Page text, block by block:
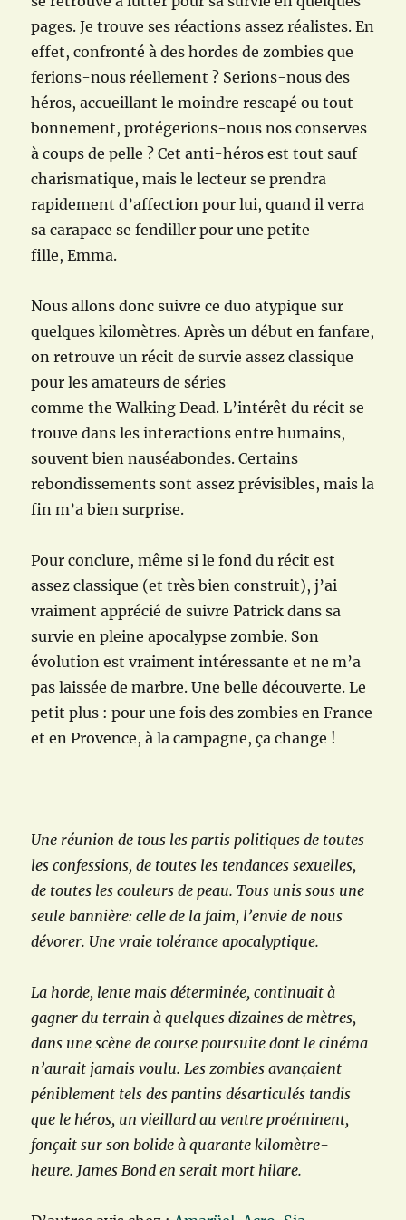
pages. Je trouve ses réactions assez réalistes. En
effet, confronté à des hordes de zombies que
ferions-nous réellement ? Serions-nous des
héros, accueillant le moindre rescapé ou tout
bonnement, protégerions-nous nos conserves
à coups de pelle ? Cet anti-héros est tout sauf
charismatique, mais le lecteur se prendra
rapidement d’affection pour lui, quand il verra
sa carapace se fendiller pour une petite
fille, Emma.
Nous allons donc suivre ce duo atypique sur
quelques kilomètres. Après un début en fanfare,
on retrouve un récit de survie assez classique
pour les amateurs de séries
comme the Walking Dead. L’intérêt du récit se
trouve dans les interactions entre humains,
souvent bien nauséabondes. Certains
rebondissements sont assez prévisibles, mais la
fin m’a bien surprise.
Pour conclure, même si le fond du récit est
assez classique (et très bien construit), j’ai
vraiment apprécié de suivre Patrick dans sa
survie en pleine apocalypse zombie. Son
évolution est vraiment intéressante et ne m’a
pas laissée de marbre. Une belle découverte. Le
petit plus : pour une fois des zombies en France
et en Provence, à la campagne, ça change !
Une réunion de tous les partis politiques de toutes
les confessions, de toutes les tendances sexuelles,
de toutes les couleurs de peau. Tous unis sous une
seule bannière: celle de la faim, l’envie de nous
dévorer. Une vraie tolérance apocalyptique.
La horde, lente mais déterminée, continuait à
gagner du terrain à quelques dizaines de mètres,
dans une scène de course poursuite dont le cinéma
n’aurait jamais voulu. Les zombies avançaient
péniblement tels des pantins désarticulés tandis
que le héros, un vieillard au ventre proéminent,
fonçait sur son bolide à quarante kilomètre-
heure. James Bond en serait mort hilare.